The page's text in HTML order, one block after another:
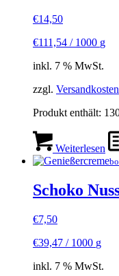
€14,50
€111,54 / 1000 g
inkl. 7 % MwSt.
zzgl. Versandkosten
Produkt enthält:
Weiterlesen
Schoko
€7,50
€39,47 / 1000 g
inkl. 7 % MwSt.